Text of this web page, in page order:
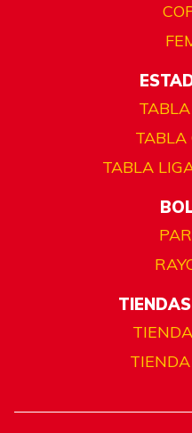
TABLA
TABLA